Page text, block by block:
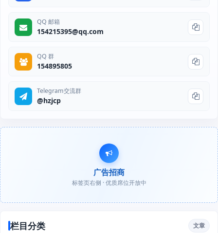
QQ 邮箱
154215395@qq.com
QQ 群
154895805
Telegram交流群
@hzjcp
广告招商
标签页右侧 · 优质席位开放中
栏目分类 文章